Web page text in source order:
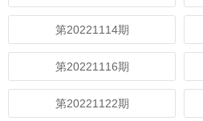
第20221114期
第20221116期
第20221122期